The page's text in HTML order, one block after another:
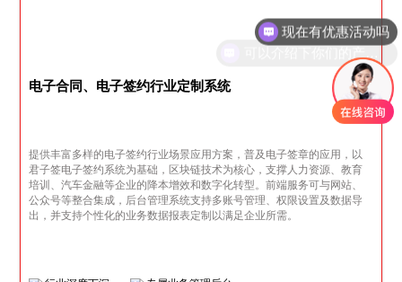
电子合同、电子签约行业定制系统
提供丰富多样的电子签约行业场景应用方案，普及电子签章的应用，以
君子签电子签约系统为基础，区块链技术为核心，支撑人力资源、教育
培训、汽车金融等企业的降本增效和数字化转型。前端服务可与网站、
公众号等整合集成，后台管理系统支持多账号管理、权限设置及数据导
出，并支持个性化的业务数据报表定制以满足企业所需。
可以介绍下你们的产品么